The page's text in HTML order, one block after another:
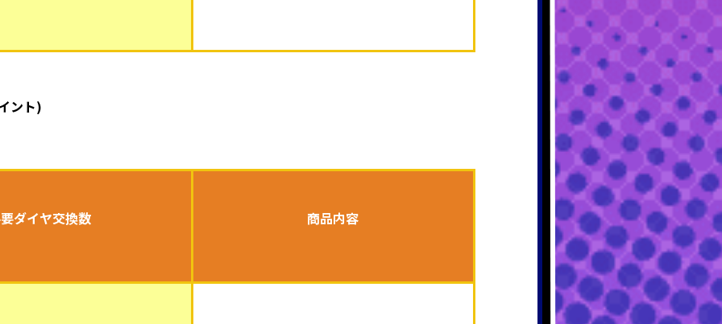
ント)
ダイヤ交換数 商品内容